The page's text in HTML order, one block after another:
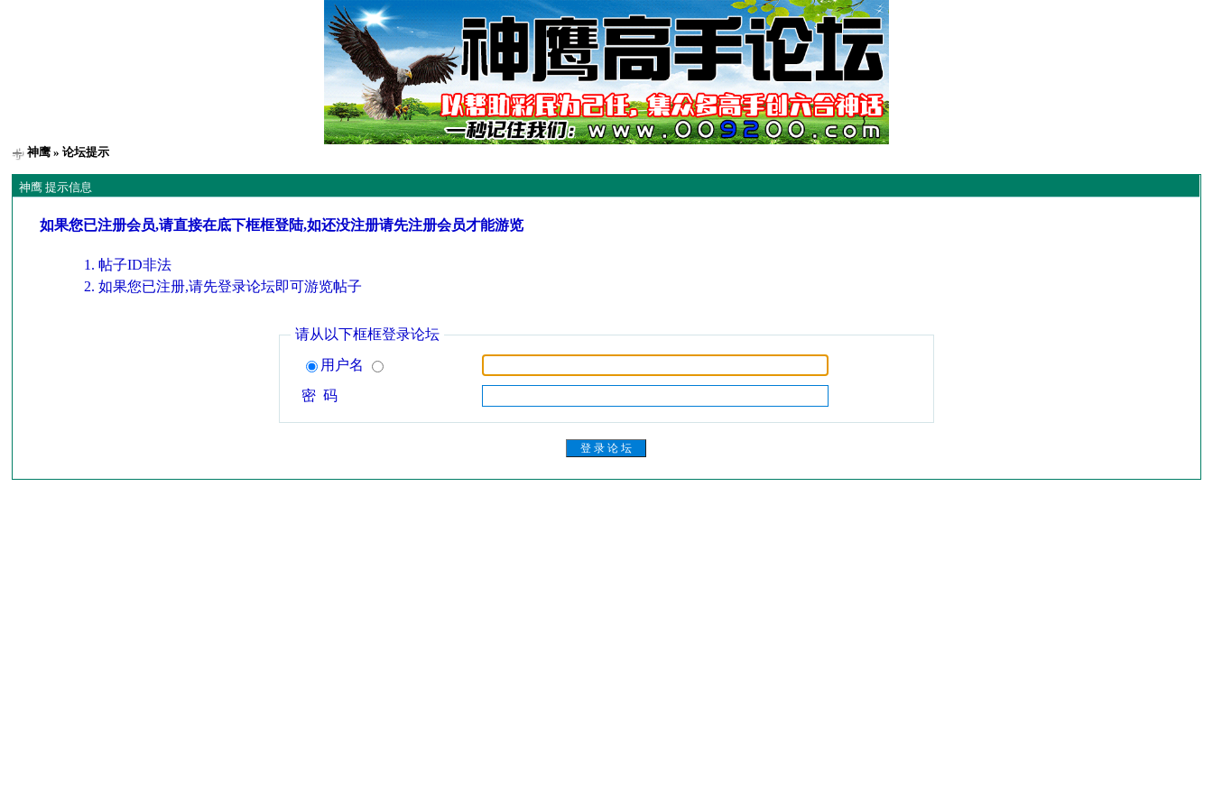
神鹰 » 论坛提示
神鹰 提示信息
如果您已注册会员,请直接在底下框框登陆,如还没注册请先注册会员才能游览
帖子ID非法
如果您已注册,请先登录论坛即可游览帖子
请从以下框框登录论坛
用户名
密 码